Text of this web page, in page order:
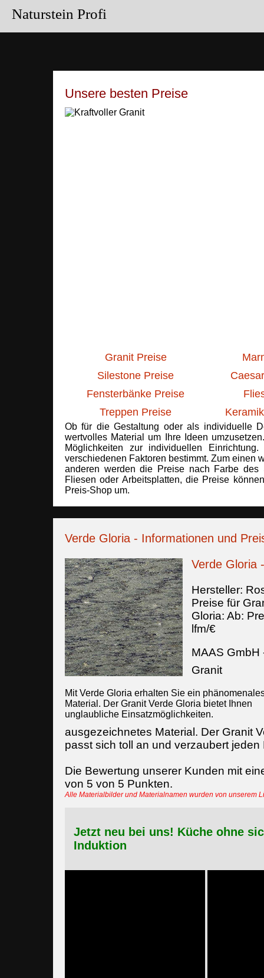
Naturstein Profi
Unsere besten Preise
Granit Preise
Silestone Preise
Fensterbänke Preise
Treppen Preise
Ob für die Gestaltung oder als individuelle
wertvolles Material um Ihre Ideen
Möglichkeiten zur individuellen
verschiedenen Faktoren bestimmt. Zum einen
anderen werden die Preise nach Farbe des
Fliesen oder Arbeitsplatten, die Preise
Preis-Shop um.
Verde Gloria - Informationen und
Verde Gloria
Mit Verde Gloria erhalten Sie ein
Material. Der Granit Verde Gloria bietet Ihnen
unglaubliche Einsatzmöglichkeiten.
Hersteller:
Preise für
Gloria: Ab:
lfm/€
MAAS GmbH
Granit
ausgezeichnetes Material. Der Granit
passt sich toll an und verzaubert jeden
Die Bewertung unserer Kunden mit
von 5 von 5 Punkten.
Alle Materialbilder und Materialnamen wurden von unserem
Jetzt neu bei uns! Küche ohne
Induktion